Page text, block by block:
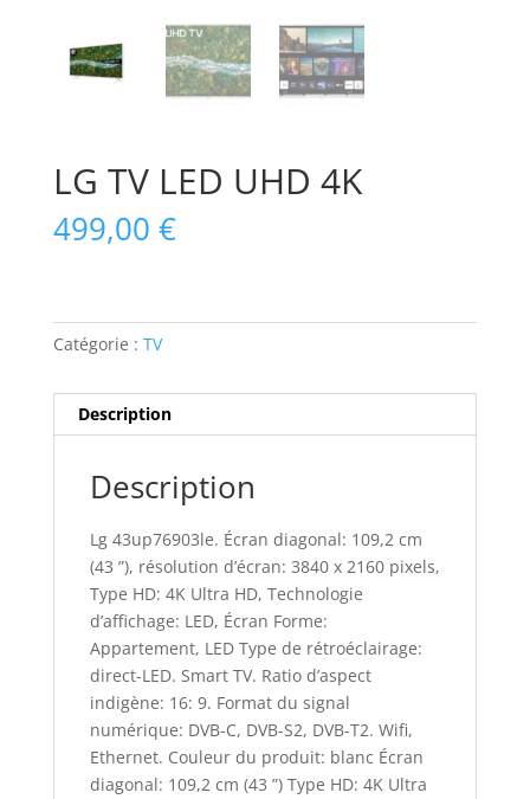
LG TV LED UHD 4K
499,00 €
Catégorie : TV
Description
Description
Lg 43up76903le. Écran diagonal: 109,2 cm
(43 ”), résolution d’écran: 3840 x 2160 pixels,
Type HD: 4K Ultra HD, Technologie
d’affichage: LED, Écran Forme:
Appartement, LED Type de rétroéclairage:
direct-LED. Smart TV. Ratio d’aspect
indigène: 16: 9. Format du signal
numérique: DVB-C, DVB-S2, DVB-T2. Wifi,
Ethernet. Couleur du produit: blanc Écran
diagonal: 109,2 cm (43 ”) Type HD: 4K Ultra